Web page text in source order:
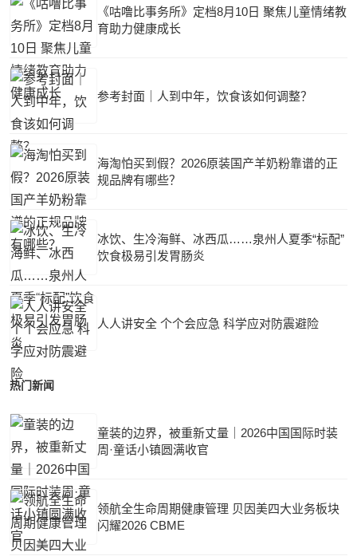
《咕噜比事务所》定档8月10日 聚焦儿童情绪教
育助力健康成长
参考封面｜人到中年，饮食该如何调整？
海淘怕买到假？2026原装国产羊奶粉靠谱的正
规品牌有哪些？
冰饮、生冷海鲜、冰西瓜……泉州人夏季“标配”
饮食极易引发胃肠炎
人人讲安全 个个会应急 科学应对防震避险
热门新闻
童装的边界，被重新丈量｜2026中国国际时装
周·童话小镇圆满收官
领航全生命周期健康管理 贝因美四大业务板块
闪耀2026 CBME